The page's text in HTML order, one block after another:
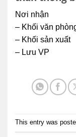
Nơi nhận
– Khối văn
– Khối sản xuất
– Lưu VP
This entry was